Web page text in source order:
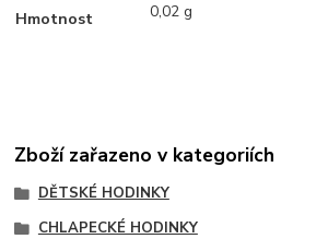
Hmotnost 0,02 g
Zboží zařazeno v kategoriích
DĚTSKÉ HODINKY
CHLAPECKÉ HODINKY